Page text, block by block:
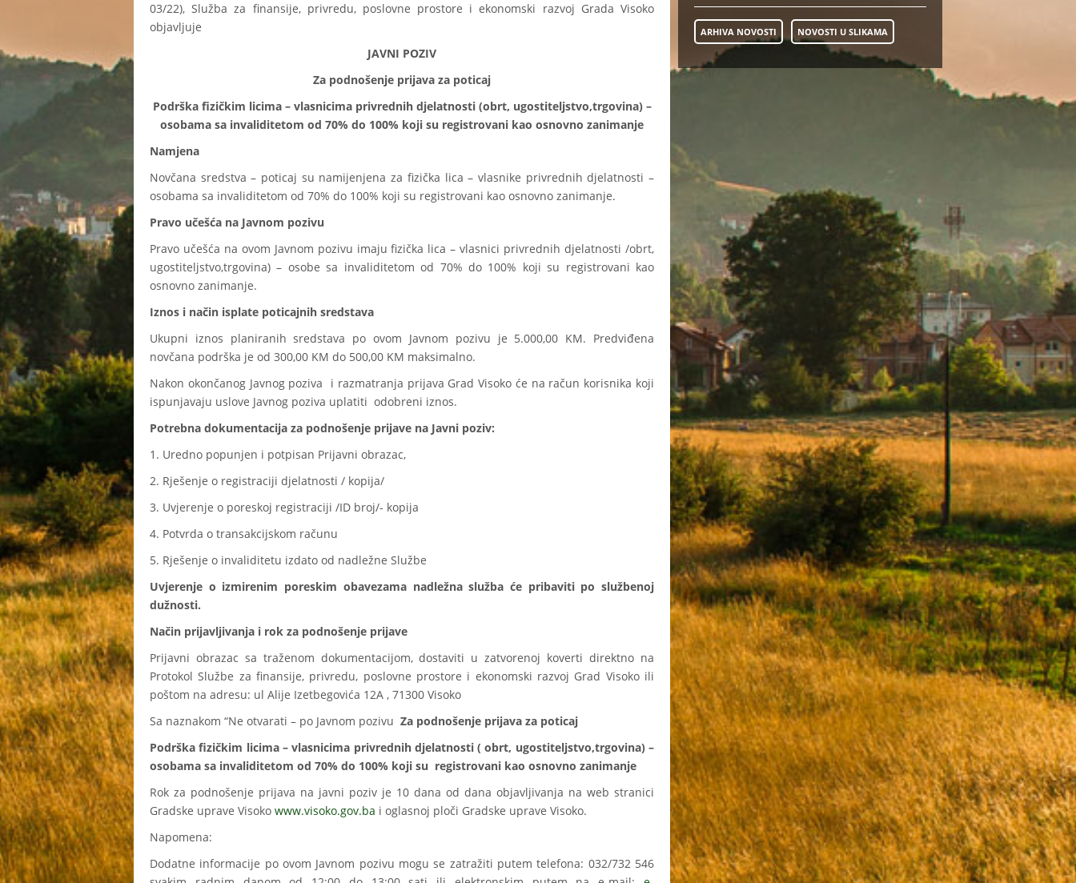
03/22), Služba za finansije, privredu, poslovne prostore i ekonomski razvoj Grada Visoko
objavljuje
JAVNI POZIV
Za podnošenje prijava za poticaj
Podrška fizičkim licima – vlasnicima privrednih djelatnosti (obrt, ugostiteljstvo,trgovina) –
osobama sa invaliditetom od 70% do 100% koji su registrovani kao osnovno zanimanje
Namjena
Novčana sredstva – poticaj su namijenjena za fizička lica – vlasnike privrednih djelatnosti –
osobama sa invaliditetom od 70% do 100% koji su registrovani kao osnovno zanimanje.
Pravo učešća na Javnom pozivu
Pravo učešća na ovom Javnom pozivu imaju fizička lica – vlasnici privrednih djelatnosti /obrt,
ugostiteljstvo,trgovina) – osobe sa invaliditetom od 70% do 100% koji su registrovani kao
osnovno zanimanje.
Iznos i način isplate poticajnih sredstava
Ukupni iznos planiranih sredstava po ovom Javnom pozivu je 5.000,00 KM. Predviđena
novčana podrška je od 300,00 KM do 500,00 KM maksimalno.
Nakon okončanog Javnog poziva i razmatranja prijava Grad Visoko će na račun korisnika koji
ispunjavaju uslove Javnog poziva uplatiti odobreni iznos.
Potrebna dokumentacija za podnošenje prijave na Javni poziv:
1. Uredno popunjen i potpisan Prijavni obrazac,
2. Rješenje o registraciji djelatnosti / kopija/
3. Uvjerenje o poreskoj registraciji /ID broj/- kopija
4. Potvrda o transakcijskom računu
5. Rješenje o invaliditetu izdato od nadležne Službe
Uvjerenje o izmirenim poreskim obavezama nadležna služba će pribaviti po službenoj
dužnosti.
Način prijavljivanja i rok za podnošenje prijave
Prijavni obrazac sa traženom dokumentacijom, dostaviti u zatvorenoj koverti direktno na
Protokol Službe za finansije, privredu, poslovne prostore i ekonomski razvoj Grad Visoko ili
poštom na adresu: ul Alije Izetbegovića 12A , 71300 Visoko
Sa naznakom “Ne otvarati – po Javnom pozivu Za podnošenje prijava za poticaj
Podrška fizičkim licima – vlasnicima privrednih djelatnosti ( obrt, ugostiteljstvo,trgovina) –
osobama sa invaliditetom od 70% do 100% koji su registrovani kao osnovno zanimanje
Rok za podnošenje prijava na javni poziv je 10 dana od dana objavljivanja na web stranici
Gradske uprave Visoko www.visoko.gov.ba i oglasnoj ploči Gradske uprave Visoko.
Napomena:
Dodatne informacije po ovom Javnom pozivu mogu se zatražiti putem telefona: 032/732 546
ARHIVA NOVOSTI NOVOSTI U SLIKAMA